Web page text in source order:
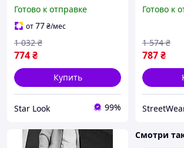
повседневные синие
сезон осень-весна
Готово к отправке
от77₴/мес
774₴
1 032 ₴
Купить
Star Look 99%
tdprbl
Готово к
787₴
1 574 ₴
Смотри